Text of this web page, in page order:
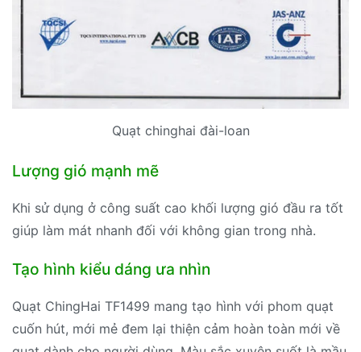
Quạt chinghai đài-loan
Lượng gió mạnh mẽ
Khi sử dụng ở công suất cao khối lượng gió đầu ra tốt
giúp làm mát nhanh đối với không gian trong nhà.
Tạo hình kiểu dáng ưa nhìn
Quạt ChingHai TF1499 mang tạo hình với phom quạt
cuốn hút, mới mẻ đem lại thiện cảm hoàn toàn mới về